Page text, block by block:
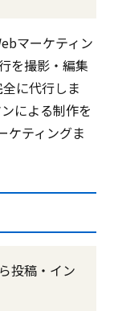
マーケティン
を撮影・編集
に代行しま
による制作を
ケティングま
投稿・イン